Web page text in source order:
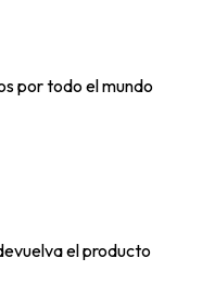
por todo el mundo
el producto